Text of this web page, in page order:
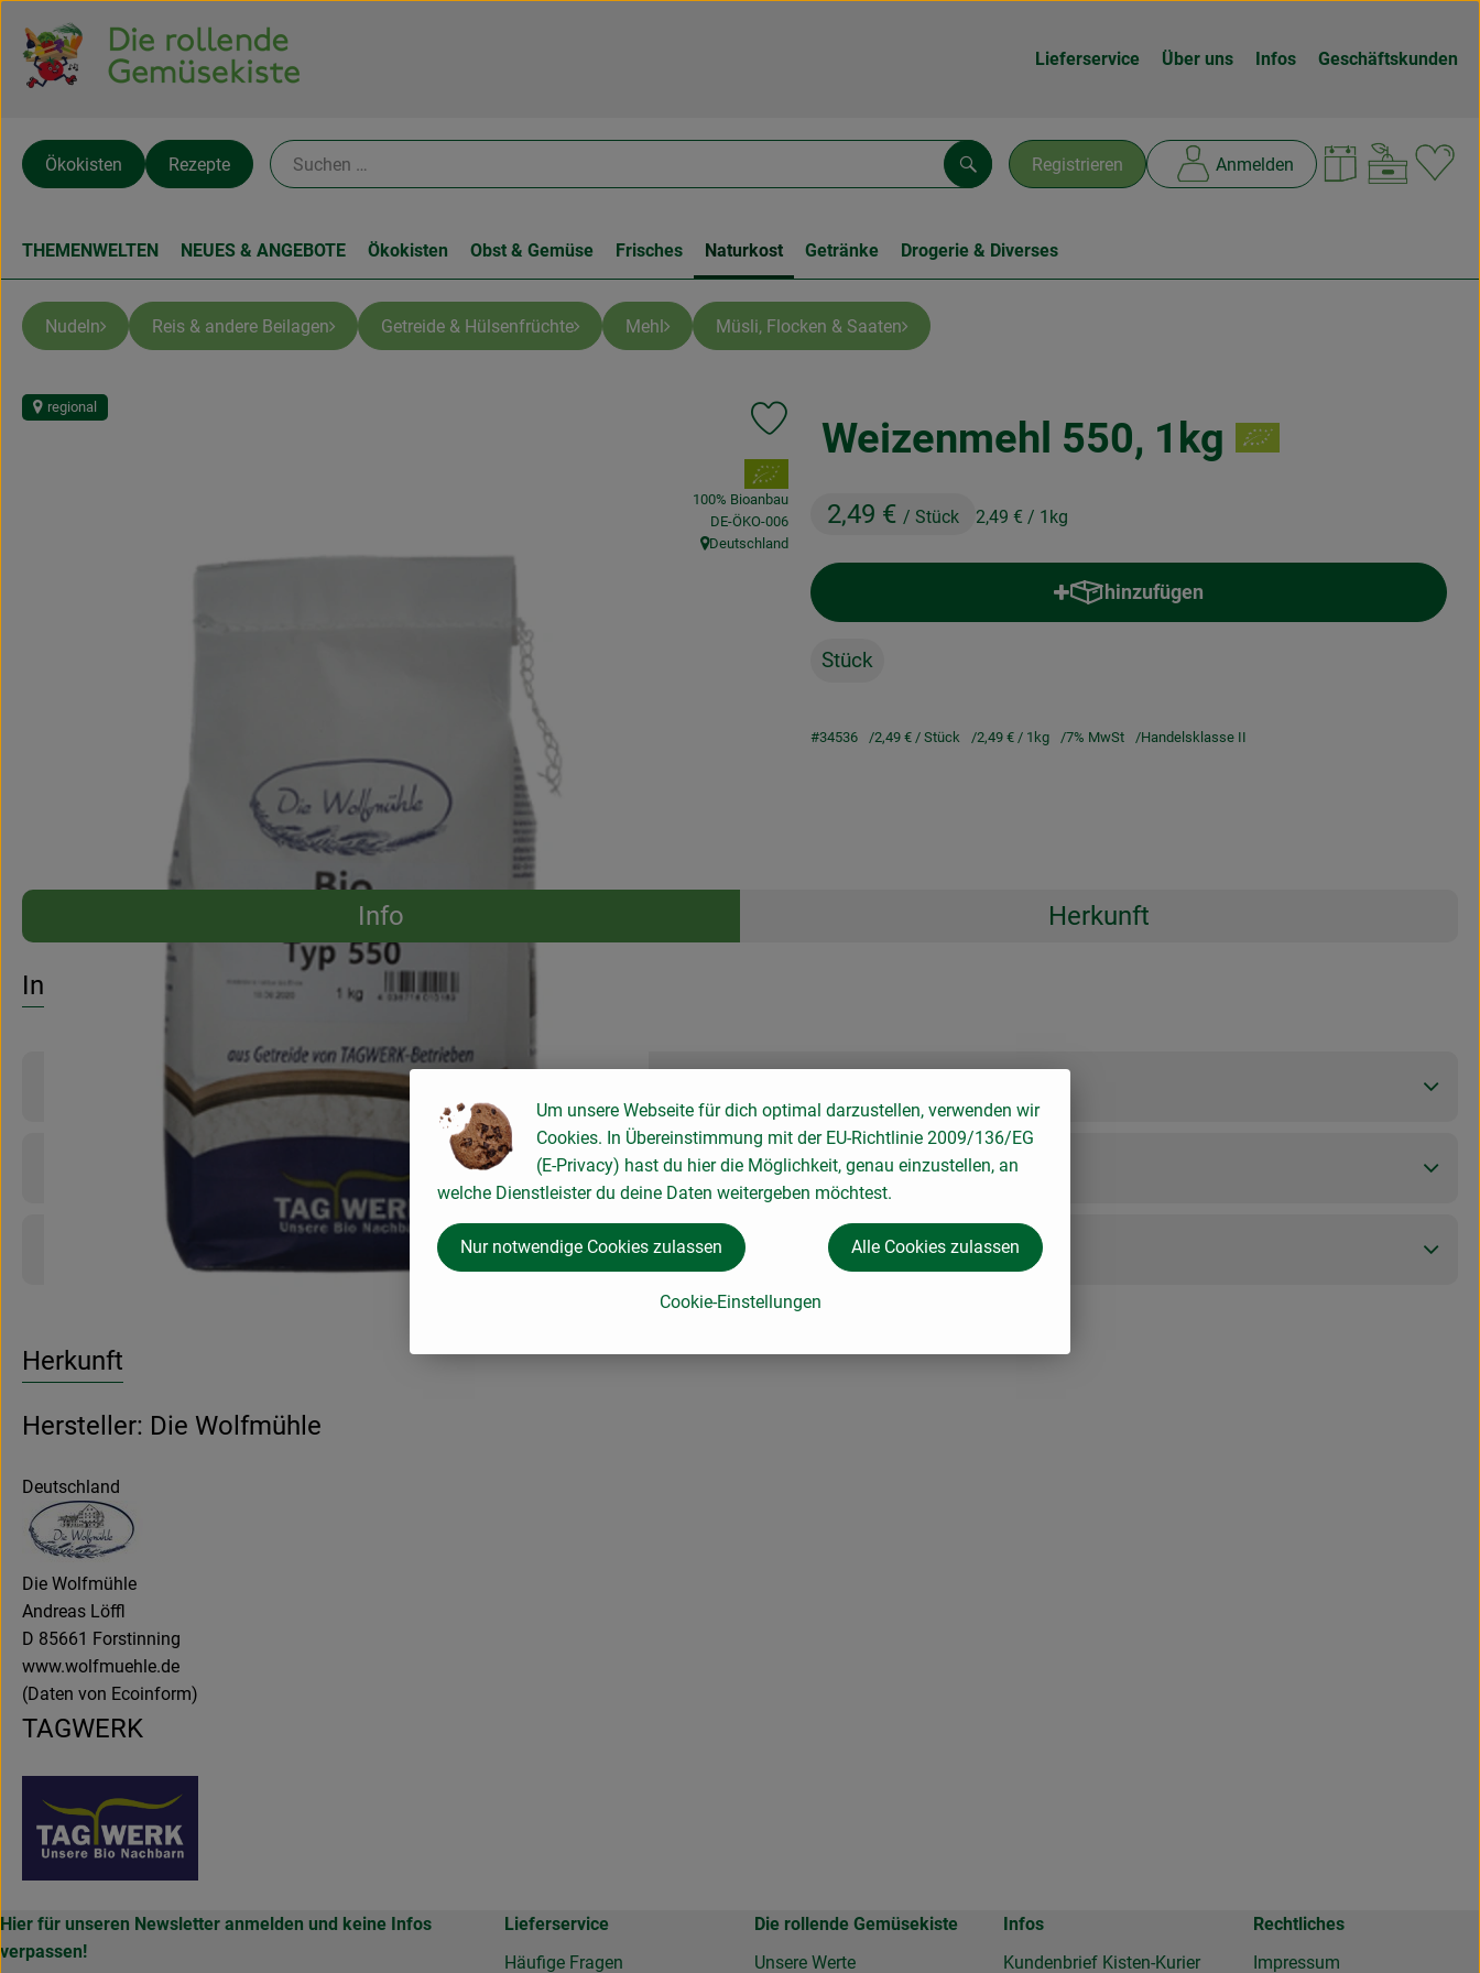
Lieferservice Über uns Infos Geschäftskunden
Registrieren Anmelden
Suchen
Ökokisten Rezepte
THEMENWELTEN NEUES & ANGEBOTE Ökokisten Obst & Gemüse Frisches Naturkost Getränke Drogerie & Diverses
Nudeln Reis & andere Beilagen Getreide & Hülsenfrüchte Mehl Müsli, Flocken & Saaten
Weizenmehl 550, 1kg
2,49 € / Stück 2,49 € / 1kg
regional
Produkt zu Favouriten hinzufügen
, Verband:
100% Bioanbau
, Kontrollstelle:
DE-ÖKO-006
, Herkunft:
Deutschland
hinzufügen
Produkt zum Warenkorb hinzufügen
Stück
#34536 2,49 € / Stück 2,49 € / 1kg 7% MwSt Handelsklasse II
Rezepte
Info
Herkunft
Entdecke passende RezepteEs wurden keine passenden Rezepte gefunden.
Info
Produktinformationen
Produktdatenblatt
Herkunft
Hersteller: Die Wolfmühle
Deutschland
Die Wolfmühle
Andreas Löffl
D 85661 Forstinning
www.wolfmuehle.de
(Daten von Ecoinform)
TAGWERK
Hier für unseren Newsletter anmelden und keine Infos
verpassen!
Lieferservice
Häufige Fragen
Die rollende Gemüsekiste
Unsere Werte
Infos
Kundenbrief Kisten-Kurier
Rechtliches
Impressum
Um unsere Webseite für dich optimal darzustellen, verwenden wir
Cookies. In Übereinstimmung mit der EU-Richtlinie 2009/136/EG
(E-Privacy) hast du hier die Möglichkeit, genau einzustellen, an
welche Dienstleister du deine Daten weitergeben möchtest.
Cookie-Einstellungen
Nur notwendige Cookies zulassen Alle Cookies zulassen